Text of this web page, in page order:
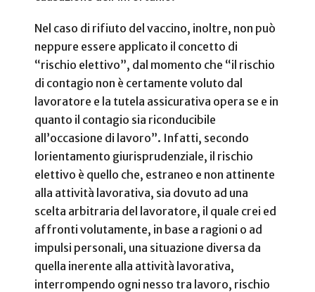
Nel caso di rifiuto del vaccino, inoltre, non può
neppure essere applicato il concetto di
“rischio elettivo”, dal momento che “il rischio
di contagio non è certamente voluto dal
lavoratore e la tutela assicurativa opera se e in
quanto il contagio sia riconducibile
all’occasione di lavoro”. Infatti, secondo
lorientamento giurisprudenziale, il rischio
elettivo è quello che, estraneo e non attinente
alla attività lavorativa, sia dovuto ad una
scelta arbitraria del lavoratore, il quale crei ed
affronti volutamente, in base a ragioni o ad
impulsi personali, una situazione diversa da
quella inerente alla attività lavorativa,
interrompendo ogni nesso tra lavoro, rischio